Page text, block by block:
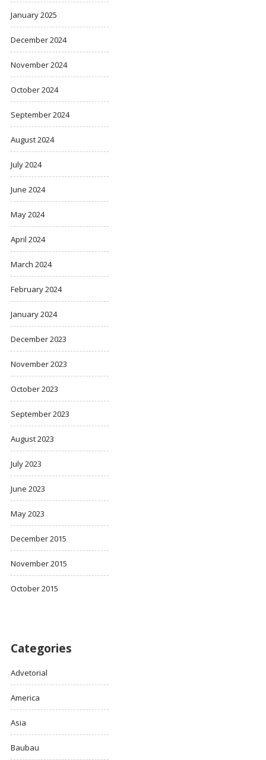
January 2025
December 2024
November 2024
October 2024
September 2024
August 2024
July 2024
June 2024
May 2024
April 2024
March 2024
February 2024
January 2024
December 2023
November 2023
October 2023
September 2023
August 2023
July 2023
June 2023
May 2023
December 2015
November 2015
October 2015
Categories
Advetorial
America
Asia
Baubau